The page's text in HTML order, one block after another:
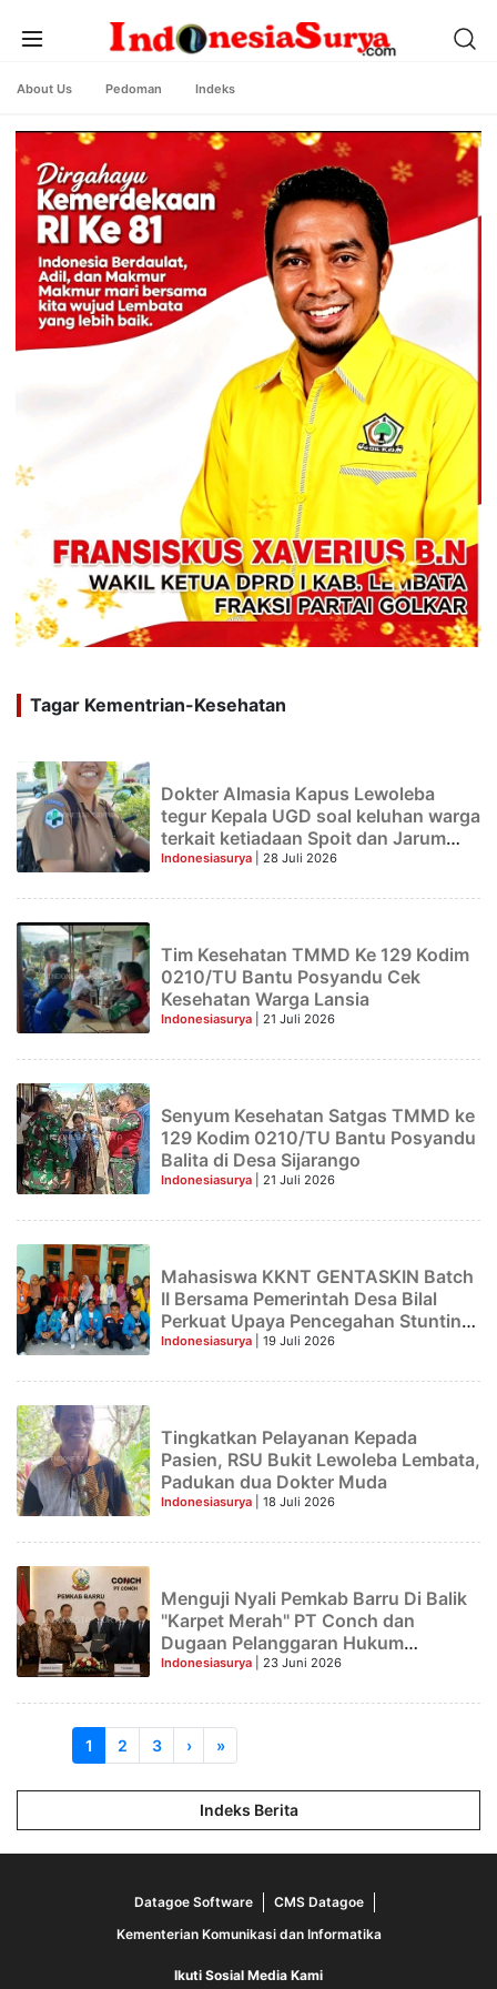
About Us Pedoman Indeks
Tagar Kementrian-Kesehatan
Dokter Almasia Kapus Lewoleba
tegur Kepala UGD soal keluhan warga
terkait ketiadaan Spoit dan Jarum
suntik
Indonesiasurya | 28 Juli 2026
Tim Kesehatan TMMD Ke 129 Kodim
0210/TU Bantu Posyandu Cek
Kesehatan Warga Lansia
Indonesiasurya | 21 Juli 2026
Senyum Kesehatan Satgas TMMD ke
129 Kodim 0210/TU Bantu Posyandu
Balita di Desa Sijarango
Indonesiasurya | 21 Juli 2026
Mahasiswa KKNT GENTASKIN Batch
II Bersama Pemerintah Desa Bilal
Perkuat Upaya Pencegahan Stunting
Sejak Dini
Indonesiasurya | 19 Juli 2026
Tingkatkan Pelayanan Kepada
Pasien, RSU Bukit Lewoleba Lembata,
Padukan dua Dokter Muda
Indonesiasurya | 18 Juli 2026
Menguji Nyali Pemkab Barru Di Balik
"Karpet Merah" PT Conch dan
Dugaan Pelanggaran Hukum
Ekologis
Indonesiasurya | 23 Juni 2026
1 2 3 › »
Indeks Berita
Datagoe Software
CMS Datagoe
Kementerian Komunikasi dan Informatika
Ikuti Sosial Media Kami